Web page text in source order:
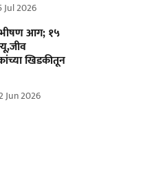
Jul 2026
आग; १५
खिडकीतून
Jun 2026